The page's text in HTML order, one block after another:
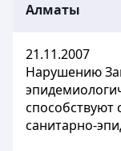
Алматы
21.11.2007
Нарушению
способствуют
санитарно-